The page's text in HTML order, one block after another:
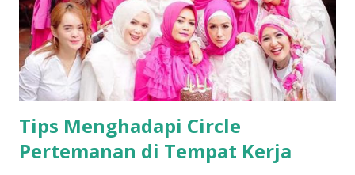
cahaya yang digunakan biasanya adalah laser atau LED.
Dikutip dari media teknologi Pricebook, fiber optik (serat
optik) adalah sebuah teknologi yang memungkinkan kita
untuk menikmati layanan interne...
Tips Menghadapi Circle
Pertemanan di Tempat Kerja